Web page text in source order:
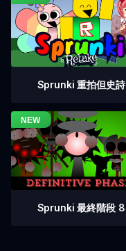
Sprunki 重拍但史詩
Sprunki 最終階段 8